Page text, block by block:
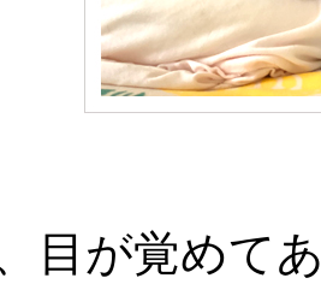
目が覚めて